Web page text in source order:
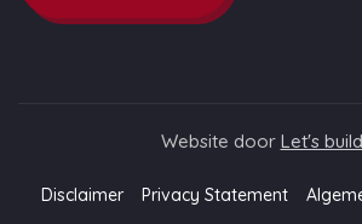
Website door Let's
Disclaimer Privacy Statement